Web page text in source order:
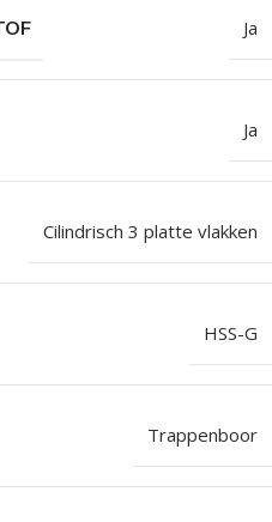
Ja
Ja
Cilindrisch 3 platte vlakken
HSS-G
Trappenboor